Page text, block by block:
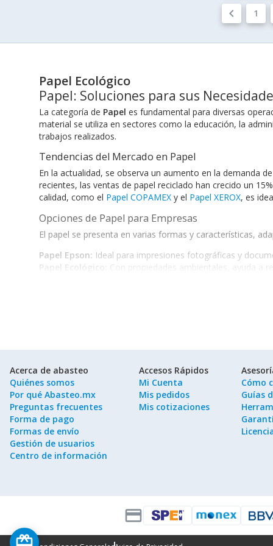
keyboard_arrow_left 1
Papel Ecológico
Papel: Soluciones para sus
La categoría de Papel es fundamental para diversas
material se utiliza en sectores como la educación, la
trabajos realizados.
Tendencias del Mercado en Papel
En la actualidad, se observa un aumento en la demanda
recientes, las ventas de papel reciclado han crecido un
calidad, como el Papel COPAMEXy el Papel XEROX, es
Opciones de Papel para Empresas
El papel se presenta en varias formas y características,
Papel Epson: Ideal para impresiones fotográficas y
Papel Ecológico:
Con propiedades ambientales, ayuda a
Al considerar cuál tipo de papel seleccionar, es esencial
empresa, asegurando que obtenga lo mejor en cada
Acerca de abasteo
Quiénes somos
Por qué Abasteo.mx
Preguntas frecuentes
Forma de pago
Formas de envío
Gestión de usuarios
Centro de información
Accesos Rápidos
Mi Cuenta
Mis pedidos
Mis cotizaciones
Cómo
Guías
credit_card